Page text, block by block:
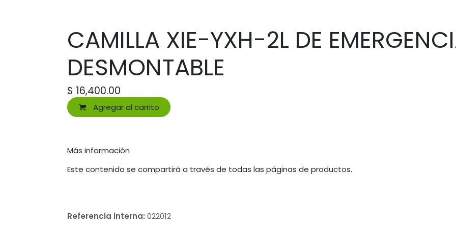
CAMILLA XIE-YXH-2L DE
DESMONTABLE
$ 16,400.00
Agregar al carrito
Más información
Este contenido se compartirá a través de todas las páginas de productos.
Referencia interna: 022012